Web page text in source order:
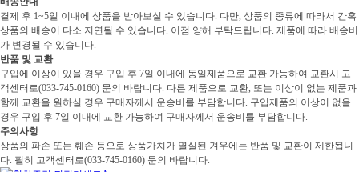
결제 후 1~5일 이내에 상품을 받아보실 수 있습니다. 다만, 상품의 종류에 따라서 간혹
상품의 배송이 다소 지연될 수 있습니다. 이점 양해 부탁드립니다. 제품에 따라 배송비
가 변경될 수 있습니다.
반품 및 교환
구입에 이상이 있을 경우 구입 후 7일 이내에 동일제품으로 교환 가능하여 교환시 고
객센터로(033-745-0160) 문의 바랍니다. 다른 제품으로 교환, 또는 이상이 없는 제품과
함께 교환을 원하실 경우 구매자께서 운송비를 부담합니다. 구입제품의 이상이 없을
경우 구입 후 7일 이내에 교환 가능하여 구매자께서 운송비를 부담합니다.
주의사항
상품의 파손 또는 훼손 등으로 상품가치가 멸실된 겨우에는 반품 및 교환이 제한됩니
다. 필히 고객센터로(033-745-0160) 문의 바랍니다.